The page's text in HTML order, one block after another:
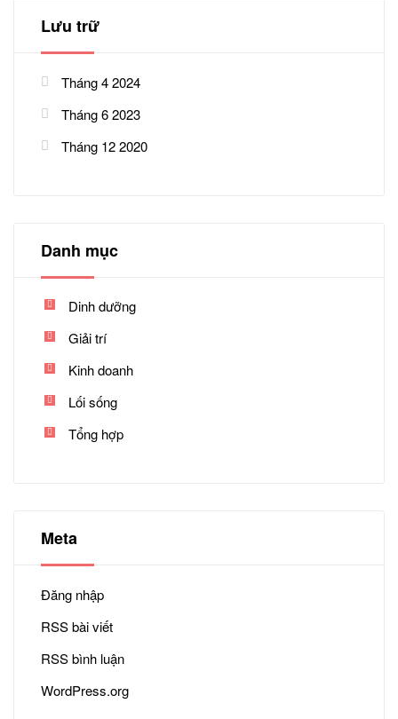
Lưu trữ
Tháng 4 2024
Tháng 6 2023
Tháng 12 2020
Danh mục
Dinh dưỡng
Giải trí
Kinh doanh
Lối sống
Tổng hợp
Meta
Đăng nhập
RSS bài viết
RSS bình luận
WordPress.org